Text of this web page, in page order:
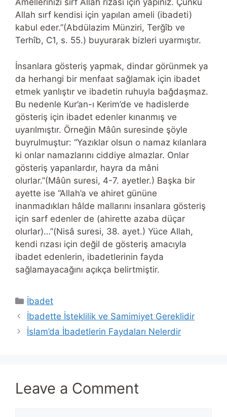
Amellerinizi sırf Allah rızası için yapınız. Çünkü
Allah sırf kendisi için yapılan ameli (ibadeti)
kabul eder.”(Abdülazim Münziri, Terğîb ve
Terhîb, C1, s. 55.) buyurarak bizleri uyarmıştır.
İnsanlara gösteriş yapmak, dindar görünmek ya
da herhangi bir menfaat sağlamak için ibadet
etmek yanlıştır ve ibadetin ruhuyla bağdaşmaz.
Bu nedenle Kur’an-ı Kerim’de ve hadislerde
gösteriş için ibadet edenler kınanmış ve
uyarılmıştır. Örneğin Mâûn suresinde şöyle
buyrulmuştur: “Yazıklar olsun o namaz kılanlara
ki onlar namazlarını ciddiye almazlar. Onlar
gösteriş yapanlardır, hayra da mâni
olurlar.”(Mâûn suresi, 4-7. ayetler.) Başka bir
ayette ise “Allah’a ve ahiret gününe
inanmadıkları hâlde mallarını insanlara gösteriş
için sarf edenler de (ahirette azaba düçar
olurlar)…”(Nisâ suresi, 38. ayet.) Yüce Allah,
kendi rızası için değil de gösteriş amacıyla
ibadet edenlerin, ibadetlerinin fayda
sağlamayacağını açıkça belirtmiştir.
Categories
İbadet
İbadette İsteklilik ve Samimiyet Gereklidir
İslam’da İbadetlerin Faydaları Nelerdir
Leave a Comment